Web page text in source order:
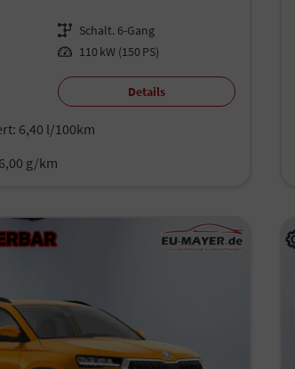
Getriebe Schalt. 6-Gang
Leistung 110 kW (150 PS)
Details
6,40 l/100km
g/km